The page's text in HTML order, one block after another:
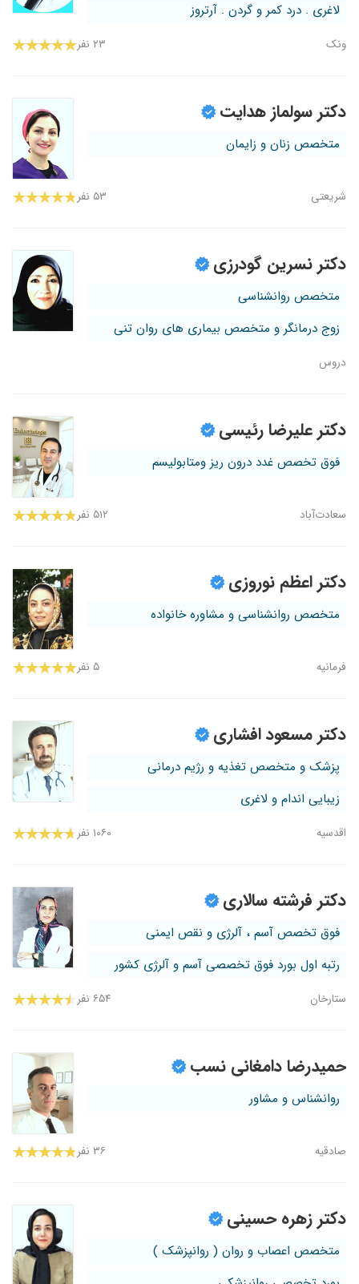
لاغری . درد کمر و گردن . آرتروز
ونک ۲۳ نفر
دکتر سولماز هدایت
متخصص زنان و زایمان
شریعتی ۵۳ نفر
دکتر نسرین گودرزی
متخصص روانشناسی
زوج درمانگر و متخصص بیماری های روان تنی
دروس
دکتر علیرضا رئیسی
فوق تخصص غدد درون ریز ومتابولیسم
سعادت‌آباد ۵۱۲ نفر
دکتر اعظم نوروزی
متخصص روانشناسی و مشاوره خانواده
فرمانیه ۵ نفر
دکتر مسعود افشاری
پزشک و متخصص تغذیه و رژیم درمانی
زیبایی اندام و لاغری
اقدسیه ۱۰۶۰ نفر
دکتر فرشته سالاری
فوق تخصص آسم ، آلرژی و نقص ایمنی
رتبه اول بورد فوق تخصصی آسم و آلرژی کشور
ستارخان ۶۵۴ نفر
حمیدرضا دامغانی نسب
روانشناس و مشاور
صادقیه ۳۶ نفر
دکتر زهره حسینی
متخصص اعصاب و روان ( روانپزشک )